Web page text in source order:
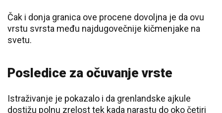
Čak i donja granica ove procene dovoljna je da ovu
vrstu svrsta među najdugovečnije kičmenjake na
svetu.
Posledice za očuvanje vrste
Istraživanje je pokazalo i da grenlandske ajkule
dostižu polnu zrelost tek kada narastu do oko četiri